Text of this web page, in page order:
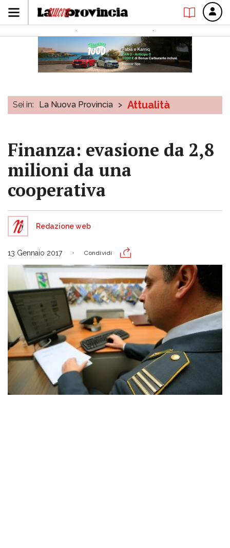
Sei in: La Nuova Provincia > Attualità
Finanza: evasione da 2,8
milioni da una
cooperativa
Redazione web
13 Gennaio 2017 Condividi